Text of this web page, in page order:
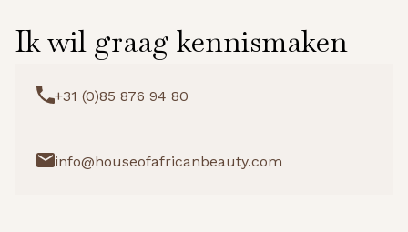
Ik wil graag kennismaken
+31 (0)85 876 94 80
info@houseofafricanbeauty.com